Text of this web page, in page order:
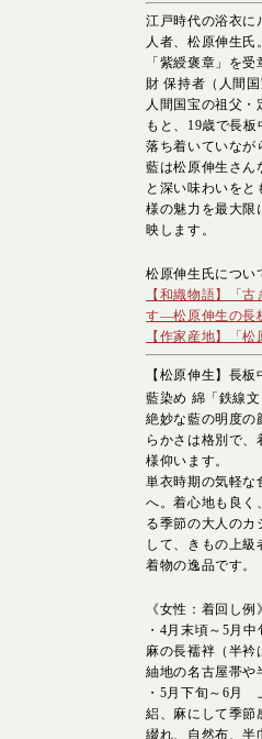
江戸時代の浴衣に
人者、松原伸生氏
「紫綬褒章」を
財 保持者（人間
人間国宝の祖父
もと、19歳で長板
落ち着いていなが
藍は松原伸生さん
と深い味わいを
様の魅力を最大限
映します。
松原伸生氏につい
【和織物語】「
す―松原伸生の長
【作家産地】「松
【松原伸生】長板
藍染め 綿「鉄線文
絶妙な藍の明度の
らかさは格別で、
様仰います。
単衣時期の気軽な
へ。着心地も良く
る季節の大人のカ
して、きもの上
着物の逸品です。
《女性：着回し例》
・4月末頃～5月
麻の長襦袢（半衿
紬地の名古屋帯や
・5月下旬～6月
絽、麻にして季節
綴れ、自然布、半